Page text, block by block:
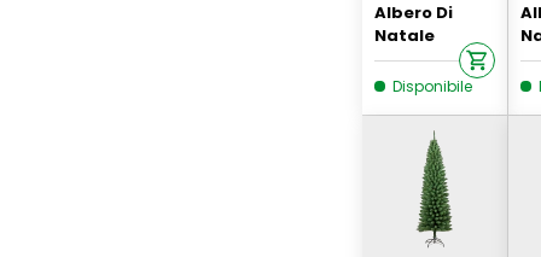
Albero Di
Natale
Silvestre 150
Cm Verde
Disponibile